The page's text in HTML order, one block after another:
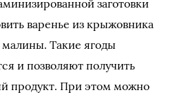
заготовки
варенье из крыжовника
Такие ягоды
и позволяют получить
продукт. При этом можно